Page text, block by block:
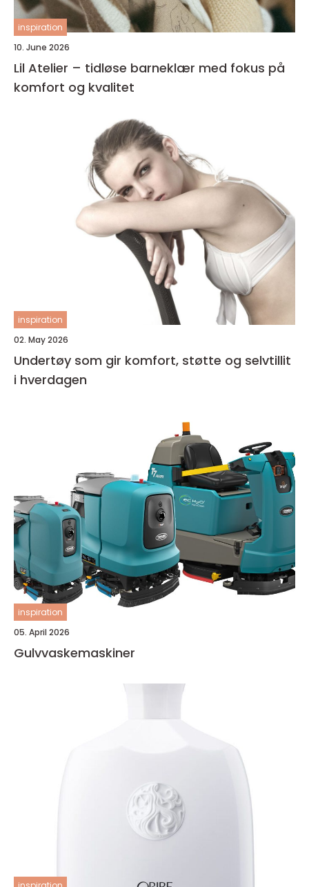
inspiration
10. June 2026
Lil Atelier – tidløse barneklær med fokus på
komfort og kvalitet
inspiration
02. May 2026
Undertøy som gir komfort, støtte og selvtillit
i hverdagen
inspiration
05. April 2026
Gulvvaskemaskiner